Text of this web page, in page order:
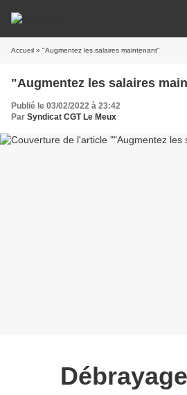
Accueil » "Augmentez les salaires maintenant"
"Augmentez les salaires
Publié le 03/02/2022 à 23:42
Par Syndicat CGT Le Meux